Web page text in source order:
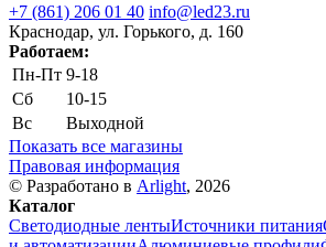
+7 (861) 206 01 40 info@led23.ru
Краснодар, ул. Горького, д. 160
Работаем:
Пн-Пт 9-18
Сб
10-15
Вс
Выходной
Показать все магазины
Правовая информация
© Разработано в Arlight, 2026
Каталог
Светодиодные лентыИсточники питания